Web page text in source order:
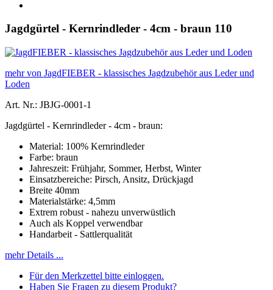
Jagdgürtel - Kernrindleder - 4cm - braun 110
mehr von JagdFIEBER - klassisches Jagdzubehör aus Leder und
Loden
Art. Nr.: JBJG-0001-1
Jagdgürtel - Kernrindleder - 4cm - braun:
Material: 100% Kernrindleder
Farbe: braun
Jahreszeit: Frühjahr, Sommer, Herbst, Winter
Einsatzbereiche: Pirsch, Ansitz, Drückjagd
Breite 40mm
Materialstärke: 4,5mm
Extrem robust - nahezu unverwüstlich
Auch als Koppel verwendbar
Handarbeit - Sattlerqualität
mehr Details ...
Für den Merkzettel bitte einloggen.
Haben Sie Fragen zu diesem Produkt?